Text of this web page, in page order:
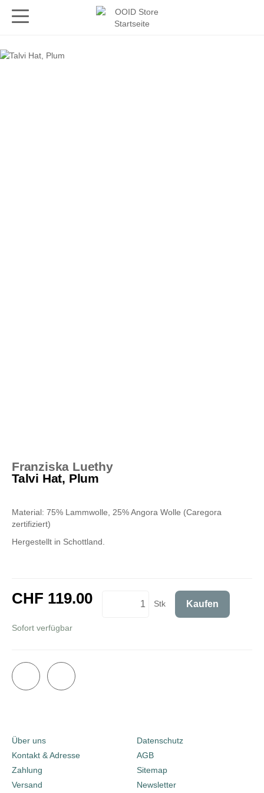
Franziska Luethy
Talvi Hat, Plum
Material: 75% Lammwolle, 25% Angora Wolle (Caregora
zertifiziert)
Hergestellt in Schottland.
CHF 119.00
Sofort verfügbar
Stk Kaufen
Über uns
Kontakt & Adresse
Zahlung
Versand
Datenschutz
AGB
Sitemap
Newsletter